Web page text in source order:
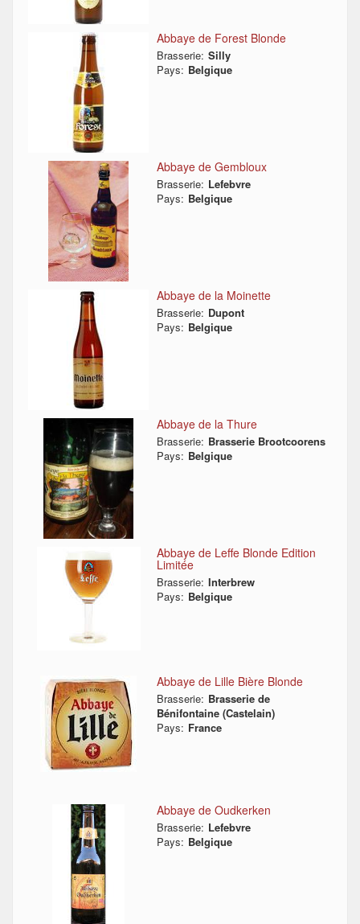
Abbaye de Forest Blonde
Brasserie: Silly
Pays: Belgique
Abbaye de Gembloux
Brasserie: Lefebvre
Pays: Belgique
Abbaye de la Moinette
Brasserie: Dupont
Pays: Belgique
Abbaye de la Thure
Brasserie: Brasserie Brootcoorens
Pays: Belgique
Abbaye de Leffe Blonde Edition
Limitée
Brasserie: Interbrew
Pays: Belgique
Abbaye de Lille Bière Blonde
Brasserie: Brasserie de
Bénifontaine (Castelain)
Pays: France
Abbaye de Oudkerken
Brasserie: Lefebvre
Pays: Belgique